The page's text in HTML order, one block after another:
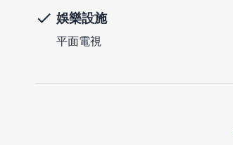
娛樂設施
平面電視